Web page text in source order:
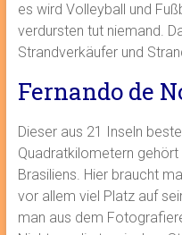
es wird Volleyball und
verdursten tut niemand.
Strandverkäufer und
Fernando de
Dieser aus 21 Inseln
Quadratkilometern gehört
Brasiliens. Hier braucht
vor allem viel Platz auf
man aus dem